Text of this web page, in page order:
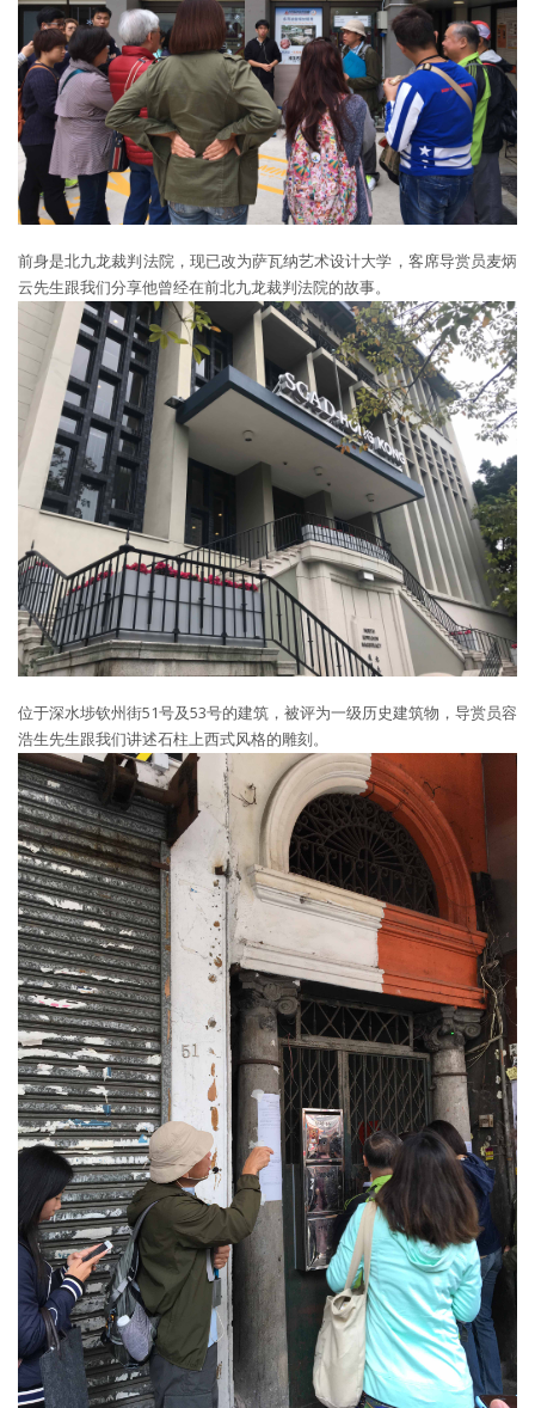
前身是北九龙裁判法院，现已改为萨瓦纳艺术设计大学，客席导赏员麦炳
云先生跟我们分享他曾经在前北九龙裁判法院的故事。
位于深水埗钦州街51号及53号的建筑，被评为一级历史建筑物，导赏员容
浩生先生跟我们讲述石柱上西式风格的雕刻。